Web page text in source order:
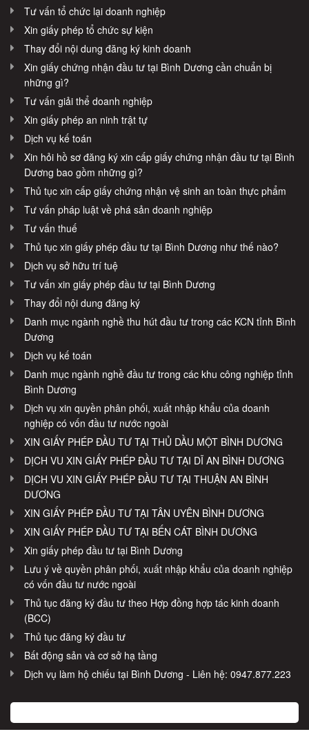
Tư vấn tổ chức lại doanh nghiệp
Xin giấy phép tổ chức sự kiện
Thay đổi nội dung đăng ký kinh doanh
Xin giấy chứng nhận đầu tư tại Bình Dương cần chuẩn bị
những gì?
Tư vấn giải thể doanh nghiệp
Xin giấy phép an ninh trật tự
Dịch vụ kế toán
Xin hỏi hồ sơ đăng ký xin cấp giấy chứng nhận đầu tư tại Bình
Dương bao gồm những gì?
Thủ tục xin cấp giấy chứng nhận vệ sinh an toàn thực phẩm
Tư vấn pháp luật về phá sản doanh nghiệp
Tư vấn thuế
Thủ tục xin giấy phép đầu tư tại Bình Dương như thế nào?
Dịch vụ sở hữu trí tuệ
Tư vấn xin giấy phép đầu tư tại Bình Dương
Thay đổi nội dung đăng ký
Danh mục ngành nghề thu hút đầu tư trong các KCN tỉnh Bình
Dương
Dịch vụ kế toán
Danh mục ngành nghề đầu tư trong các khu công nghiệp tỉnh
Bình Dương
Dịch vụ xin quyền phân phối, xuất nhập khẩu của doanh
nghiệp có vốn đầu tư nước ngoài
XIN GIẤY PHÉP ĐẦU TƯ TẠI THỦ DẦU MỘT BÌNH DƯƠNG
DỊCH VU XIN GIẤY PHÉP ĐẦU TƯ TẠI DĨ AN BÌNH DƯƠNG
DỊCH VU XIN GIẤY PHÉP ĐẦU TƯ TẠI THUẬN AN BÌNH
DƯƠNG
XIN GIẤY PHÉP ĐẦU TƯ TẠI TÂN UYÊN BÌNH DƯƠNG
XIN GIẤY PHÉP ĐẦU TƯ TẠI BẾN CÁT BÌNH DƯƠNG
Xin giấy phép đầu tư tại Bình Dương
Lưu ý về quyền phân phối, xuất nhập khẩu của doanh nghiệp
có vốn đầu tư nước ngoài
Thủ tục đăng ký đầu tư theo Hợp đồng hợp tác kinh doanh
(BCC)
Thủ tục đăng ký đầu tư
Bất động sản và cơ sở hạ tầng
Dịch vụ làm hộ chiếu tại Bình Dương - Liên hệ: 0947.877.223